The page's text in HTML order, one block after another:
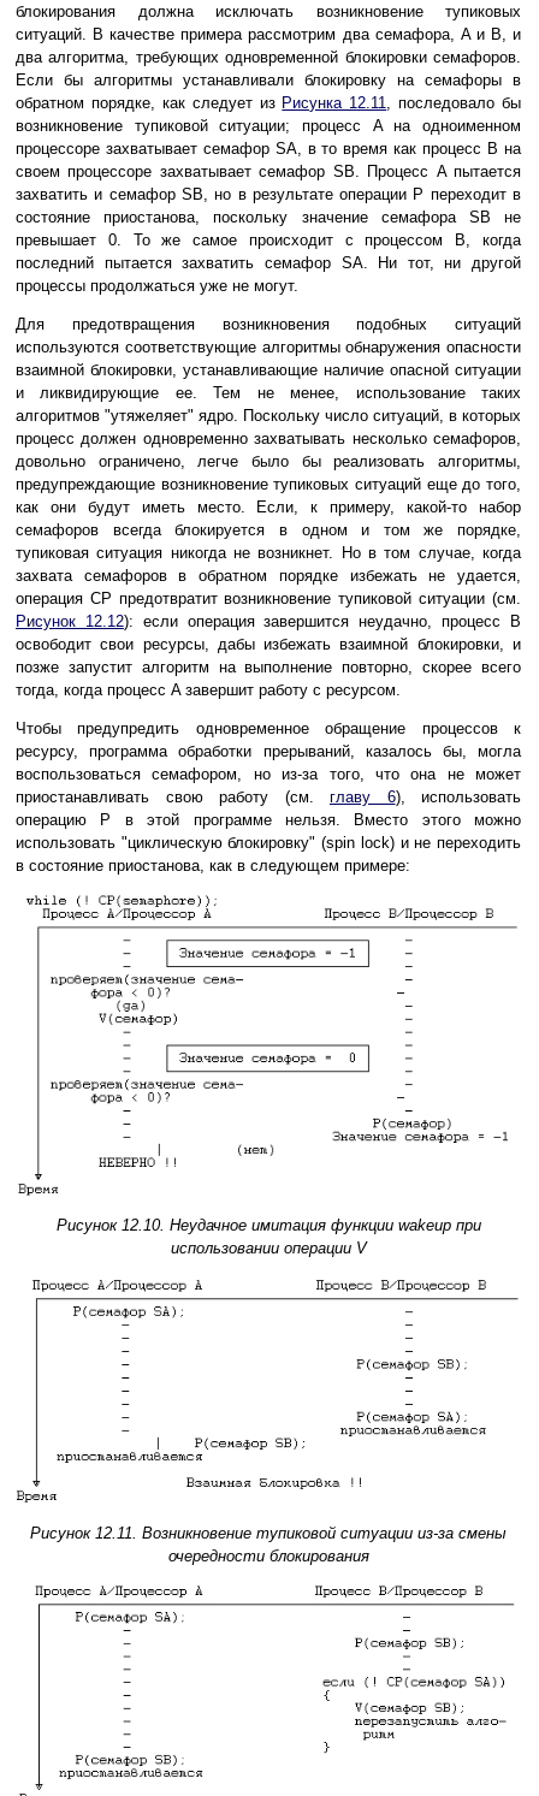
блокирования должна исключать возникновение тупиковых
ситуаций. В качестве примера рассмотрим два семафора, A и B, и
два алгоритма, требующих одновременной блокировки семафоров.
Если бы алгоритмы устанавливали блокировку на семафоры в
обратном порядке, как следует из Рисунка 12.11, последовало бы
возникновение тупиковой ситуации; процесс A на одноименном
процессоре захватывает семафор SA, в то время как процесс B на
своем процессоре захватывает семафор SB. Процесс A пытается
захватить и семафор SB, но в результате операции P переходит в
состояние приостанова, поскольку значение семафора SB не
превышает 0. То же самое происходит с процессом B, когда
последний пытается захватить семафор SA. Ни тот, ни другой
процессы продолжаться уже не могут.
Для предотвращения возникновения подобных ситуаций
используются соответствующие алгоритмы обнаружения опасности
взаимной блокировки, устанавливающие наличие опасной ситуации
и ликвидирующие ее. Тем не менее, использование таких
алгоритмов "утяжеляет" ядро. Поскольку число ситуаций, в которых
процесс должен одновременно захватывать несколько семафоров,
довольно ограничено, легче было бы реализовать алгоритмы,
предупреждающие возникновение тупиковых ситуаций еще до того,
как они будут иметь место. Если, к примеру, какой-то набор
семафоров всегда блокируется в одном и том же порядке,
тупиковая ситуация никогда не возникнет. Но в том случае, когда
захвата семафоров в обратном порядке избежать не удается,
операция CP предотвратит возникновение тупиковой ситуации (см.
Рисунок 12.12): если операция завершится неудачно, процесс B
освободит свои ресурсы, дабы избежать взаимной блокировки, и
позже запустит алгоритм на выполнение повторно, скорее всего
тогда, когда процесс A завершит работу с ресурсом.
Чтобы предупредить одновременное обращение процессов к
ресурсу, программа обработки прерываний, казалось бы, могла
воспользоваться семафором, но из-за того, что она не может
приостанавливать свою работу (см. главу 6), использовать
операцию P в этой программе нельзя. Вместо этого можно
использовать "циклическую блокировку" (spin lock) и не переходить
в состояние приостанова, как в следующем примере:
Рисунок 12.10. Неудачное имитация функции wakeup при
использовании операции V
Рисунок 12.11. Возникновение тупиковой ситуации из-за смены
очередности блокирования